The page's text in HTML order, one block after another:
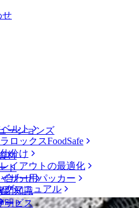
せ
ルト
ーションズ
ロックスFoodSafe
分け
イアウトの最適化
ザー用パッカー
門知識
ービス
料
グマニュアル
ト
合わせ
明